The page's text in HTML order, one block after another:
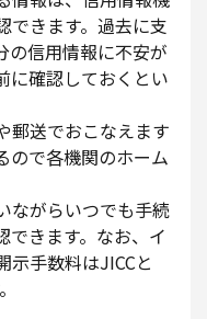
できます。過去に支
の信用情報に不安が
に確認しておくとい
郵送でおこなえます
ので各機関のホーム
ながらいつでも手続
できます。なお、イ
示手数料はJICCと